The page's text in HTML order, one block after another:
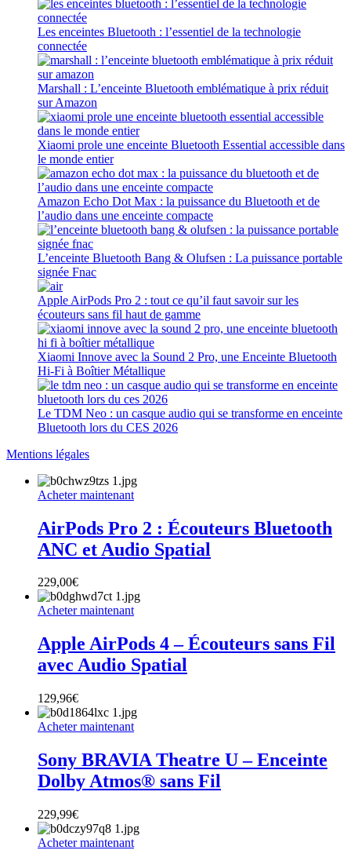
Les enceintes Bluetooth : l’essentiel de la technologie
connectée
Marshall : L’enceinte Bluetooth emblématique à prix réduit
sur Amazon
Xiaomi prole une enceinte Bluetooth Essential accessible dans
le monde entier
Amazon Echo Dot Max : la puissance du Bluetooth et de
l’audio dans une enceinte compacte
L’enceinte Bluetooth Bang & Olufsen : La puissance portable
signée Fnac
Apple AirPods Pro 2 : tout ce qu’il faut savoir sur les
écouteurs sans fil haut de gamme
Xiaomi Innove avec la Sound 2 Pro, une Enceinte Bluetooth
Hi-Fi à Boîtier Métallique
Le TDM Neo : un casque audio qui se transforme en enceinte
Bluetooth lors du CES 2026
Mentions légales
Acheter maintenant
AirPods Pro 2 : Écouteurs Bluetooth
ANC et Audio Spatial
229,00€
Acheter maintenant
Apple AirPods 4 – Écouteurs sans Fil
avec Audio Spatial
129,96€
Acheter maintenant
Sony BRAVIA Theatre U – Enceinte
Dolby Atmos® sans Fil
229,99€
Acheter maintenant